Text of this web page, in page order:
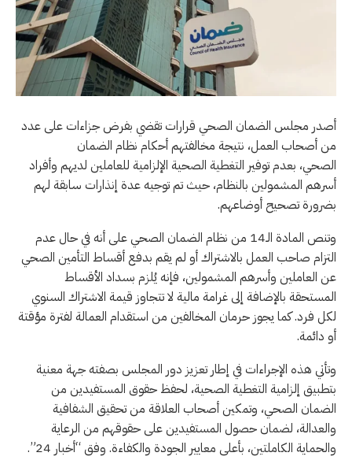
أصدر مجلس الضمان الصحي قرارات تقضي بفرض جزاءات على عدد
من أصحاب العمل، نتيجة مخالفتهم أحكام نظام الضمان
الصحي، بعدم توفير التغطية الصحية الإلزامية للعاملين لديهم وأفراد
أسرهم المشمولين بالنظام، حيث تم توجيه عدة إنذارات سابقة لهم
بضرورة تصحيح أوضاعهم.
وتنص المادة الـ14 من نظام الضمان الصحي على أنه في حال عدم
التزام صاحب العمل بالاشتراك أو لم يقم بدفع أقساط التأمين الصحي
عن العاملين وأسرهم المشمولين، فإنه يُلزم بسداد الأقساط
المستحقة بالإضافة إلى غرامة مالية لا تتجاوز قيمة الاشتراك السنوي
لكل فرد. كما يجوز حرمان المخالفين من استقدام العمالة لفترة مؤقتة
أو دائمة.
وتأتي هذه الإجراءات في إطار تعزيز دور المجلس بصفته جهة معنية
بتطبيق إلزامية التغطية الصحية، لحفظ حقوق المستفيدين من
الضمان الصحي، وتمكين أصحاب العلاقة من تحقيق الشفافية
والعدالة، لضمان حصول المستفيدين على حقوقهم من الرعاية
والحماية الكاملتين، بأعلى معايير الجودة والكفاءة. وفق “أخبار 24”.